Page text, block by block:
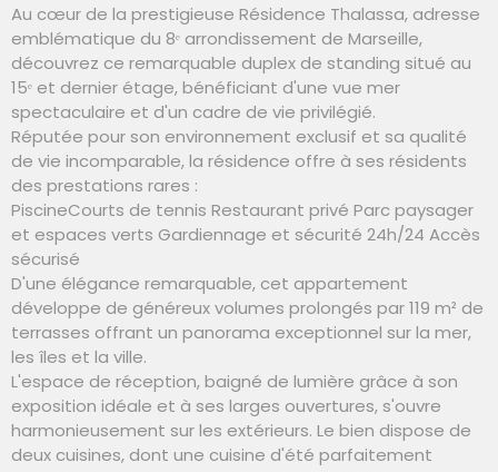
Au cœur de la prestigieuse Résidence Thalassa, adresse
emblématique du 8ᵉ arrondissement de Marseille,
découvrez ce remarquable duplex de standing situé au
15ᵉ et dernier étage, bénéficiant d'une vue mer
spectaculaire et d'un cadre de vie privilégié.
Réputée pour son environnement exclusif et sa qualité
de vie incomparable, la résidence offre à ses résidents
des prestations rares :
PiscineCourts de tennis Restaurant privé Parc paysager
et espaces verts Gardiennage et sécurité 24h/24 Accès
sécurisé
D'une élégance remarquable, cet appartement
développe de généreux volumes prolongés par 119 m² de
terrasses offrant un panorama exceptionnel sur la mer,
les îles et la ville.
L'espace de réception, baigné de lumière grâce à son
exposition idéale et à ses larges ouvertures, s'ouvre
harmonieusement sur les extérieurs. Le bien dispose de
deux cuisines, dont une cuisine d'été parfaitement